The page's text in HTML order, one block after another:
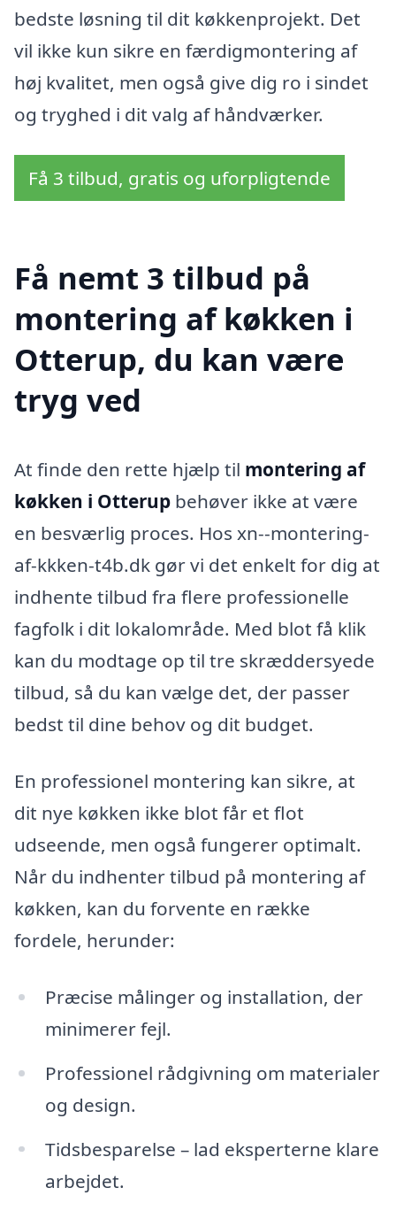
bedste løsning til dit køkkenprojekt. Det
vil ikke kun sikre en færdigmontering af
høj kvalitet, men også give dig ro i sindet
og tryghed i dit valg af håndværker.
Få 3 tilbud, gratis og uforpligtende
Få nemt 3 tilbud på
montering af køkken i
Otterup, du kan være
tryg ved
At finde den rette hjælp til montering af
køkken i Otterup behøver ikke at være
en besværlig proces. Hos xn--montering-
af-kkken-t4b.dk gør vi det enkelt for dig at
indhente tilbud fra flere professionelle
fagfolk i dit lokalområde. Med blot få klik
kan du modtage op til tre skræddersyede
tilbud, så du kan vælge det, der passer
bedst til dine behov og dit budget.
En professionel montering kan sikre, at
dit nye køkken ikke blot får et flot
udseende, men også fungerer optimalt.
Når du indhenter tilbud på montering af
køkken, kan du forvente en række
fordele, herunder:
Præcise målinger og installation, der
minimerer fejl.
Professionel rådgivning om materialer
og design.
Tidsbesparelse – lad eksperterne klare
arbejdet.